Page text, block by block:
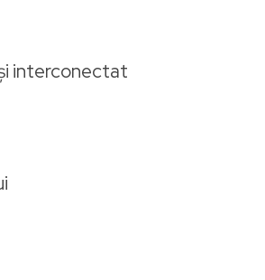
interconectat